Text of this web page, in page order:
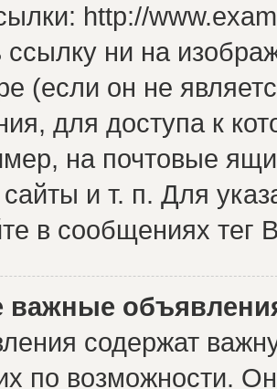
http://
ссылку ни на
(если он не
для доступа к
на почтовые
и т. п. Для
в сообщениях тег
важные
содержат
по возможности.